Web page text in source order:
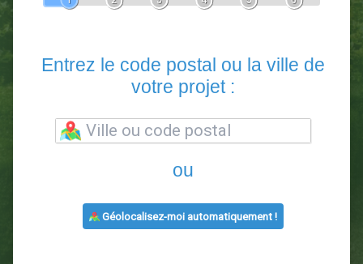
En 5 minutes, demandez3 devis comparatifs
2 3
Entrez le code postal ou la